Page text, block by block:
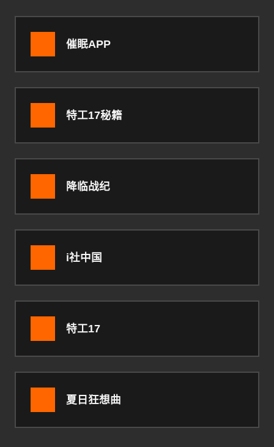
催眠APP
特工17秘籍
降临战纪
i社中国
特工17
夏日狂想曲